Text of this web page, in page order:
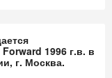
1996 г.в. в
г. Москва.